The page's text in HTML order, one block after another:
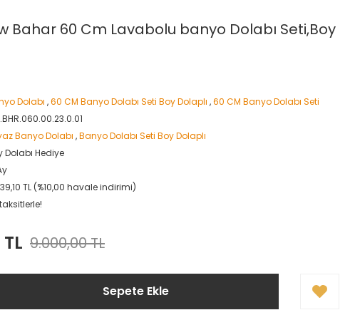
Bahar 60 Cm Lavabolu banyo Dolabı Seti,Boy
Dolabı ,60 CM Banyo Dolabı Seti Boy Dolaplı ,60 CM Banyo Dolabı Seti
Banyo Dolabı,Banyo Dolabı Seti Boy Dolaplı
Dolabı Hediye
TL (%10,00 havale indirimi)
9.000,00 TL
Sepete Ekle